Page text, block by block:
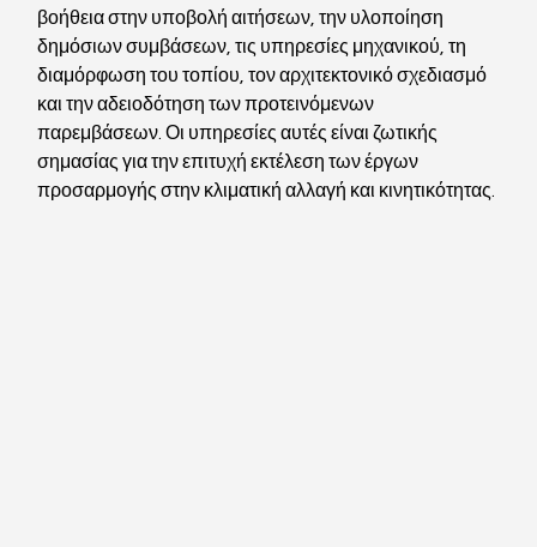
βοήθεια στην υποβολή αιτήσεων, την υλοποίηση
δημόσιων συμβάσεων, τις υπηρεσίες μηχανικού, τη
διαμόρφωση του τοπίου, τον αρχιτεκτονικό σχεδιασμό
και την αδειοδότηση των προτεινόμενων
παρεμβάσεων. Οι υπηρεσίες αυτές είναι ζωτικής
σημασίας για την επιτυχή εκτέλεση των έργων
προσαρμογής στην κλιματική αλλαγή και κινητικότητας.